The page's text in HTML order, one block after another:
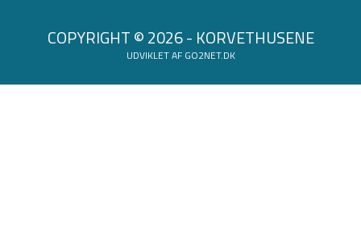
COPYRIGHT © 2026 - KORVETHUSENE
UDVIKLET AF GO2NET.DK